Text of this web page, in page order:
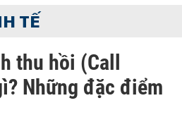
TẾ
thu hồi (Call
Những đặc điểm